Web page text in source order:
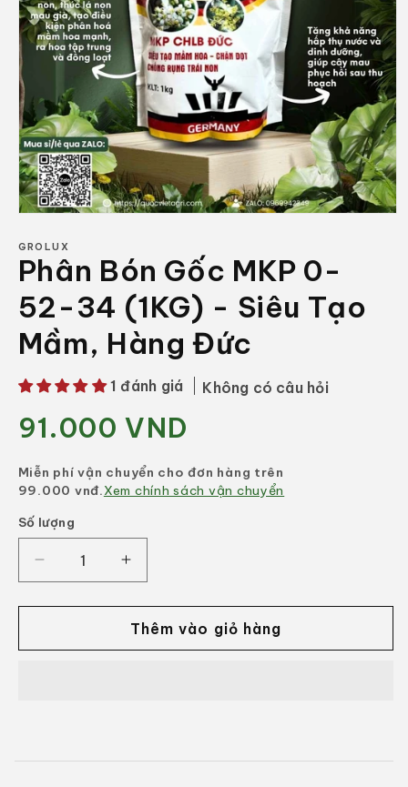
tiện
1
trong
tương
tác
GROLUX
Phân Bón Gốc MKP 0-
52-34 (1KG) - Siêu Tạo
Mầm, Hàng Đức
1 đánh giá Không có câu hỏi
Giá
thông
thường
91.000 VND
Miễn phí vận chuyển cho đơn hàng trên
99.000 vnđ.Xem chính sách vận chuyển
Số
Số lượng
số
lượng
Phân
34
Tăng
số
lượng
của
Phân
34
Thêm vào giỏ hàng